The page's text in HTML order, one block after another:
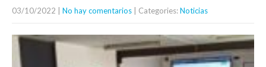
03/10/2022 | No hay comentarios | Categories:Noticias